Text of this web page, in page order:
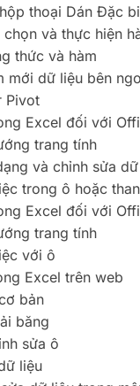
thoại Dán Đặc
và thực hiện
thức và hàm
mới dữ liệu bên
Pivot
Excel đối với
trang tính
và chỉnh sửa
trong ô hoặc
Excel đối với
trang tính
với ô
Excel trên web
bản
băng
sửa ô
liệu